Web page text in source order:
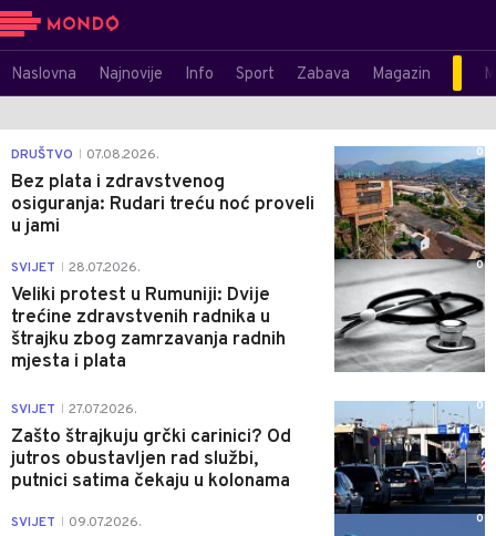
Naslovna Najnovije Info Sport Zabava Magazin
DRUŠTVO 07.08.2026.
Bez plata i zdravstvenog
osiguranja: Rudari treću noć proveli
u jami
0
SVIJET 28.07.2026.
Veliki protest u Rumuniji: Dvije
trećine zdravstvenih radnika u
štrajku zbog zamrzavanja radnih
mjesta i plata
0
SVIJET 27.07.2026.
Zašto štrajkuju grčki carinici? Od
jutros obustavljen rad službi,
putnici satima čekaju u kolonama
0
SVIJET 09.07.2026. 0